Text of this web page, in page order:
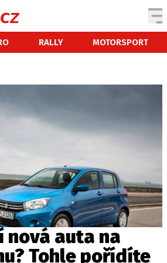
RALLY MOTORSPORT
AUTA
NOVINKY
SPY
TECHNIKA
EKONOMIKA
ČESKÝ TRH
TUNING
PROFI
nová auta na
Tohle pořídíte